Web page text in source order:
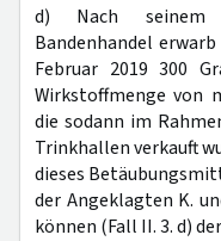
d) Nach seinem
Bandenhandel
Februar 2019 300
Wirkstoffmenge von
die sodann im
Trinkhallen verkauft
dieses
der Angeklagten K.
können (Fall II. 3. d)